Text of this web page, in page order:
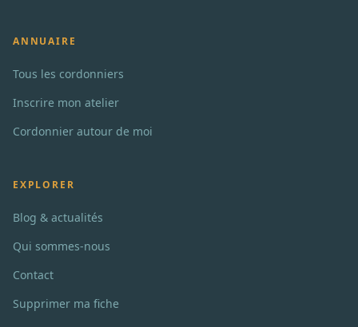
ANNUAIRE
Tous les cordonniers
Inscrire mon atelier
Cordonnier autour de moi
EXPLORER
Blog & actualités
Qui sommes-nous
Contact
Supprimer ma fiche